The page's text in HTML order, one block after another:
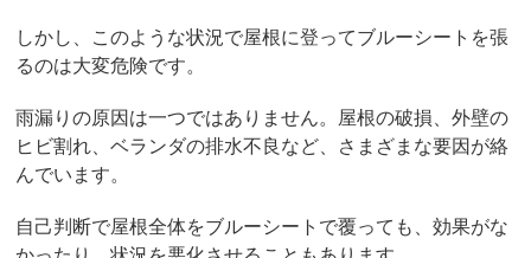
しかし、このような状況で屋根に登ってブルーシートを張
るのは大変危険です。
雨漏りの原因は一つではありません。屋根の破損、外壁の
ヒビ割れ、ベランダの排水不良など、さまざまな要因が絡
んでいます。
自己判断で屋根全体をブルーシートで覆っても、効果がな